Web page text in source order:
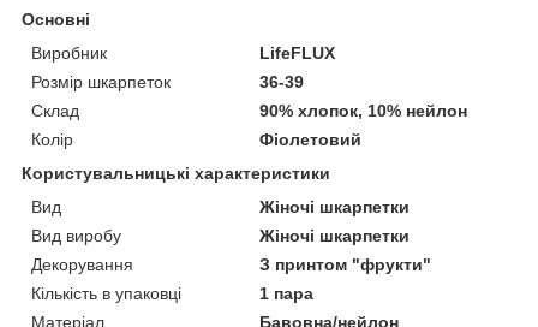
Основні
Виробник
LifeFLUX
Розмір шкарпеток
36-39
Склад
90% хлопок, 10% нейлон
Колір
Фіолетовий
Користувальницькі характеристики
Вид
Жіночі шкарпетки
Вид виробу
Жіночі шкарпетки
Декорування
З принтом "фрукти"
Кількість в упаковці
1 пара
Матеріал
Бавовна/нейлон